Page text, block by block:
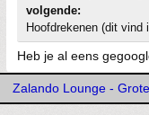
volgende:
Hoofdrekenen (dit vind
Heb je al eens
Zalando Lounge -